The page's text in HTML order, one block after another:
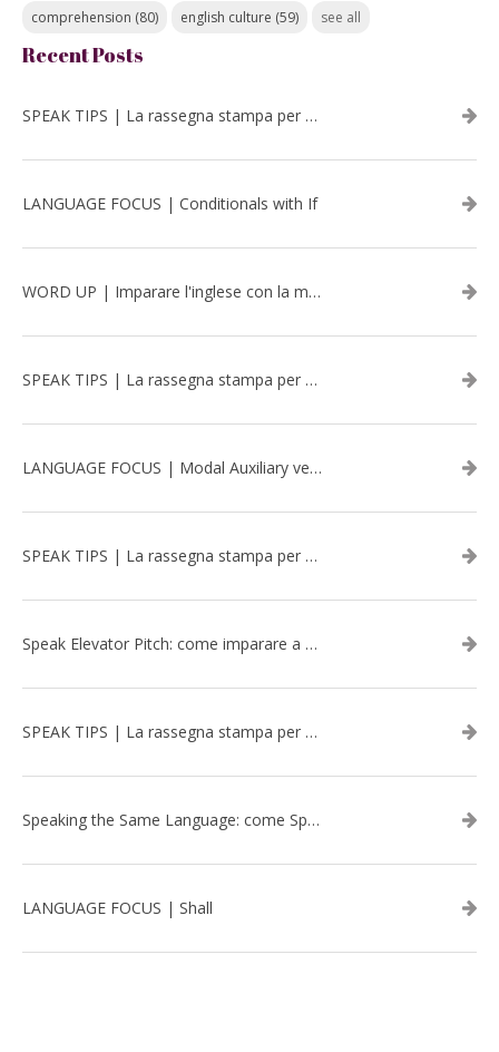
comprehension (80) english culture (59) see all
Recent Posts
SPEAK TIPS | La rassegna stampa per migliorare l’inglese - luglio 2026
LANGUAGE FOCUS | Conditionals with If
WORD UP | Imparare l'inglese con la musica: David Bowie
SPEAK TIPS | La rassegna stampa per migliorare l’inglese - aprile 2026
LANGUAGE FOCUS | Modal Auxiliary verbs in the past
SPEAK TIPS | La rassegna stampa per migliorare l’inglese - marzo 2026
Speak Elevator Pitch: come imparare a gestire una presentazione in inglese
SPEAK TIPS | La rassegna stampa per migliorare l’inglese - febbraio 2026
Speaking the Same Language: come Speak aiuta a rafforzare i team attraverso il Team Building in inglese
LANGUAGE FOCUS | Shall